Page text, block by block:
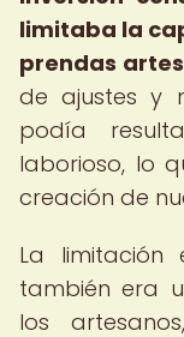
limitaba la
prendas
de ajustes y
podía
laborioso, lo
creación de
La
también era
los